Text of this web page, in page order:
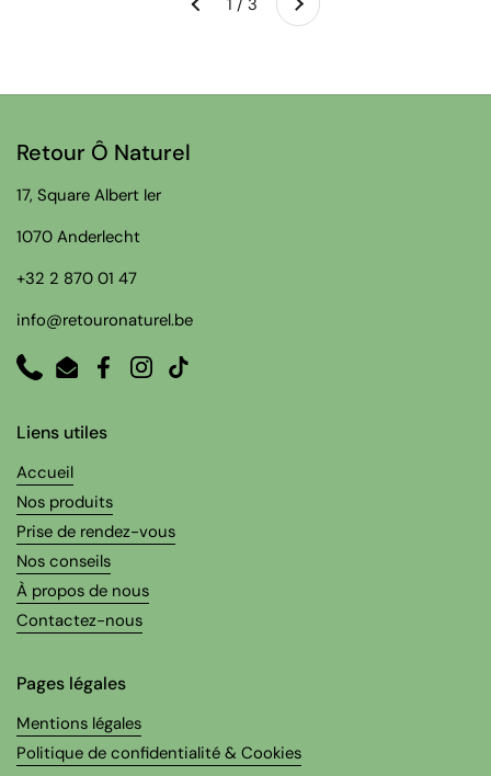
Précédent
Retour Ô Naturel
17, Square Albert Ier
1070 Anderlecht
+32 2 870 01 47
info@retouronaturel.be
PhoneEmailFacebook
Instagram
TikTok
Liens utiles
Accueil
Nos produits
Prise de rendez-vous
Nos conseils
À propos de nous
Contactez-nous
Pages légales
Mentions légales
Politique de confidentialité & Cookies